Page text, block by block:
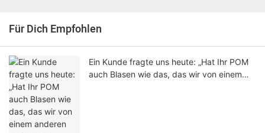
Für Dich Empfohlen
Ein Kunde fragte uns heute: „Hat Ihr POM
auch Blasen wie das, das wir von einem